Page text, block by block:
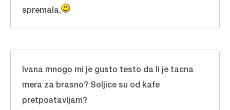
spremala.
Ivana mnogo mi je gusto testo da li je tacna
mera za brasno? Soljice su od kafe
pretpostavljam?